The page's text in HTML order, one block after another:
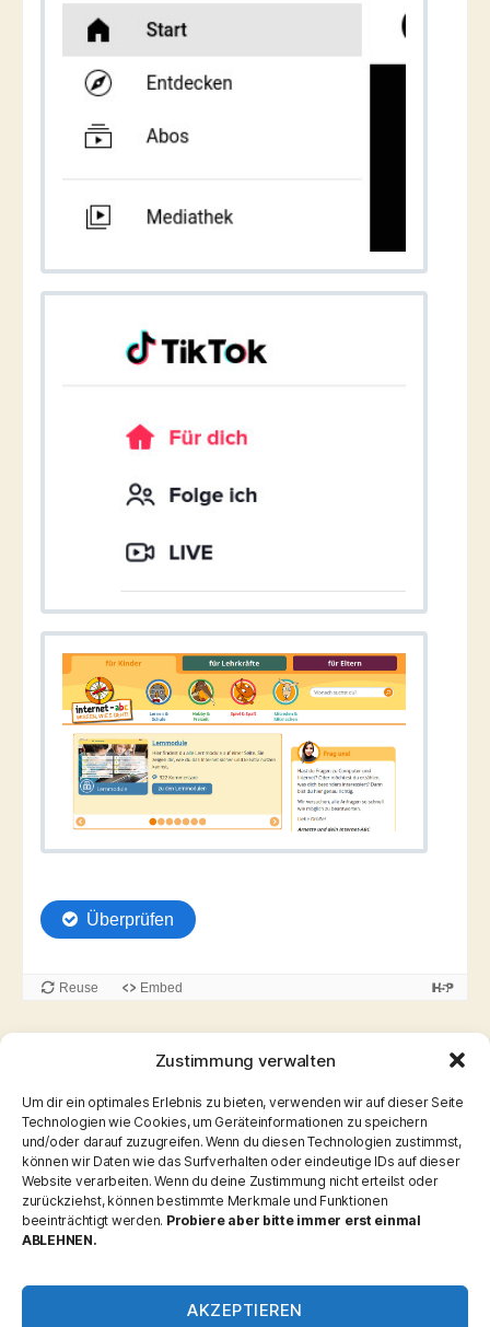
Zustimmung verwalten
Um dir ein optimales Erlebnis zu bieten, verwenden wir auf dieser Seite
Technologien wie Cookies, um Geräteinformationen zu speichern
und/oder darauf zuzugreifen. Wenn du diesen Technologien zustimmst,
können wir Daten wie das Surfverhalten oder eindeutige IDs auf dieser
Website verarbeiten. Wenn du deine Zustimmung nicht erteilst oder
zurückziehst, können bestimmte Merkmale und Funktionen
beeinträchtigt werden. Probiere aber bitte immer erst einmal
ABLEHNEN.
AKZEPTIEREN
Kategorien